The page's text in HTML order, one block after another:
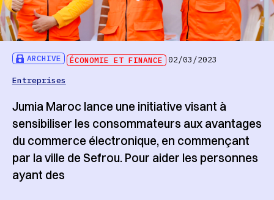
ARCHIVE ÉCONOMIE ET FINANCE 02/03/2023
Entreprises
Jumia Maroc lance une initiative visant à
sensibiliser les consommateurs aux avantages
du commerce électronique, en commençant
par la ville de Sefrou. Pour aider les personnes
ayant des